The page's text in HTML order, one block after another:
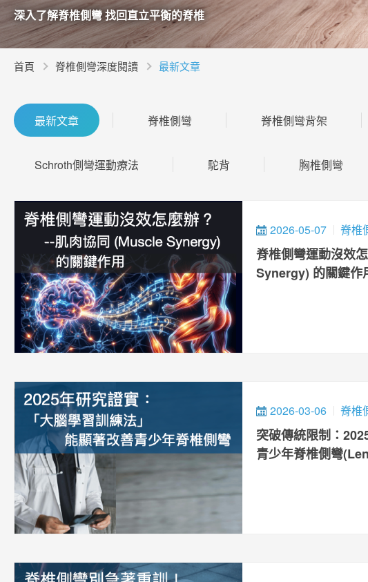
深入了解脊椎側彎 找回直立平衡的脊椎
首頁 脊椎側彎深度閱讀 最新文章
最新文章 脊椎側彎 脊椎側彎背架
Schroth側彎運動療法 駝背 胸椎側彎
2026-05-07 脊椎
脊椎側彎運動沒效
Synergy) 的關鍵作
2026-03-06 脊椎
突破傳統限制：
青少年脊椎側彎